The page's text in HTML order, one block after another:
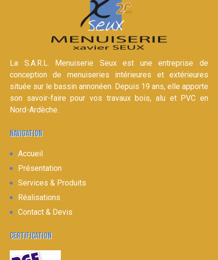
La S.A.R.L. Menuiserie Seux est une entreprise de
conception de menuiseries intérieures et extérieures
située sur le bassin annonéen. Depuis 19 ans, elle apporte
son savoir-faire pour vos travaux bois, alu et PVC en
Nord-Ardèche.
NAVIGATION
Accueil
Présentation
Services & Produits
Réalisations
Contact & Devis
CERTIFICATION